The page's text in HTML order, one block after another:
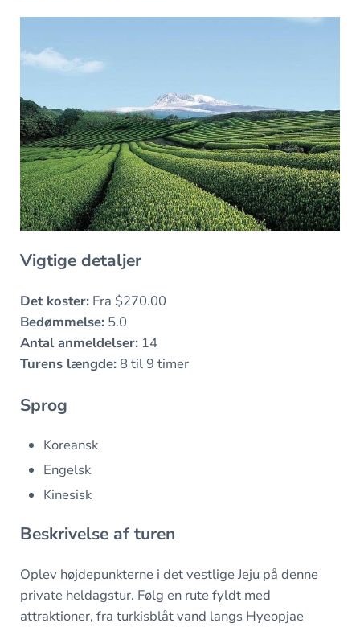
Vigtige detaljer
Det koster:Fra $270.00
Bedømmelse:5.0
Antal anmeldelser:14
Turens længde:8 til 9 timer
Sprog
Koreansk
Engelsk
Kinesisk
Beskrivelse af turen
Oplev højdepunkterne i det vestlige Jeju på denne
private heldagstur. Følg en rute fyldt med
attraktioner, fra turkisblåt vand langs Hyeopjae